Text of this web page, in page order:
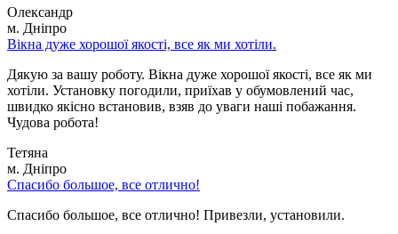
Олександр
м. Дніпро
Вікна дуже хорошої якості, все як ми хотіли.
Дякую за вашу роботу. Вікна дуже хорошої якості, все як ми
хотіли. Установку погодили, приїхав у обумовлений час,
швидко якісно встановив, взяв до уваги наші побажання.
Чудова робота!
Тетяна
м. Дніпро
Спасибо большое, все отлично!
Спасибо большое, все отлично! Привезли, установили.